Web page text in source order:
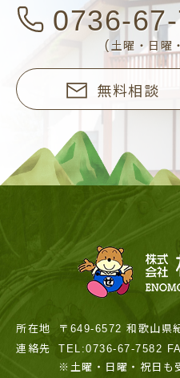
0736-
(土曜・日曜
無料相談
所在地
〒649-6572 和歌山県
連絡先
TEL:0736-67-7582
※土曜・日曜・祝日も